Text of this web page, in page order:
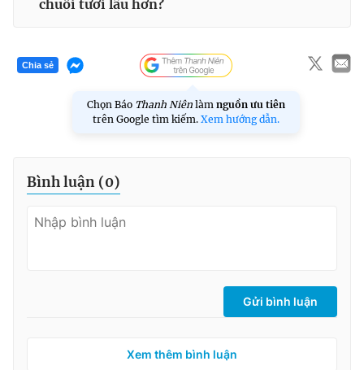
chuối tươi lâu hơn?
Chia sẻ
Chọn Báo Thanh Niên làm nguồn ưu tiên
trên Google tìm kiếm. Xem hướng dẫn.
Bình luận (0)
Gửi bình luận
Xem thêm bình luận